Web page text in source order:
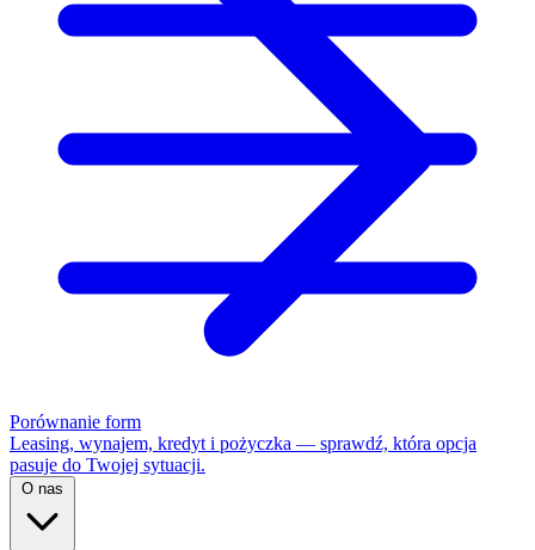
Porównanie form
Leasing, wynajem, kredyt i pożyczka — sprawdź, która opcja
pasuje do Twojej sytuacji.
O nas